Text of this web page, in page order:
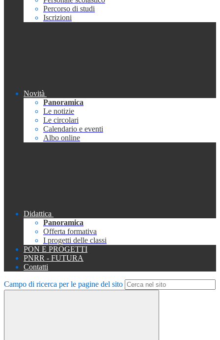
Percorso di studi
Iscrizioni
Novità
Panoramica
Le notizie
Le circolari
Calendario e eventi
Albo online
Didattica
Panoramica
Offerta formativa
I progetti delle classi
PON E PROGETTI
PNRR - FUTURA
Contatti
Campo di ricerca per le pagine del sito